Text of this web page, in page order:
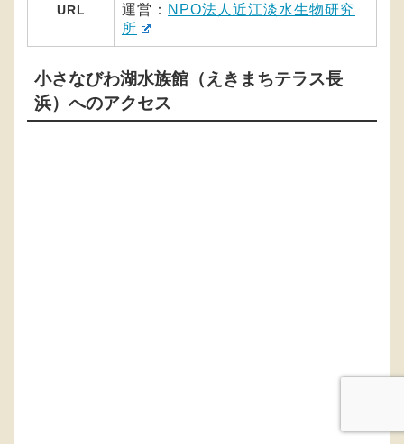
URL
運営： NPO法人近江淡水生物研究
所
小さなびわ湖水族館（えきまちテラス長
浜）へのアクセス